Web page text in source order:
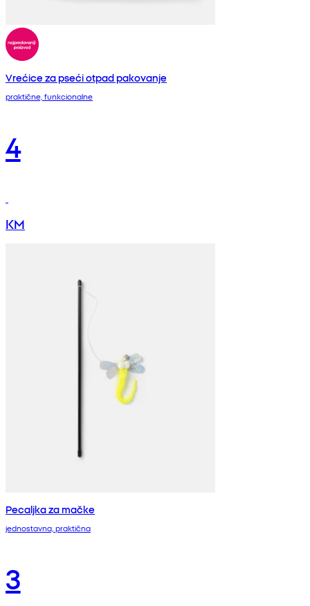
Vrećice za pseći otpad pakovanje
praktične, funkcionalne
4
KM
Pecaljka za mačke
jednostavna, praktična
3